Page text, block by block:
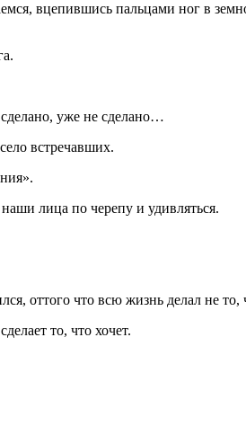
вцепившись пальцами ног в
уже не сделано…
встречавших.
наши лица по черепу и удивляться.
оттого что всю жизнь делал не то,
то, что хочет.